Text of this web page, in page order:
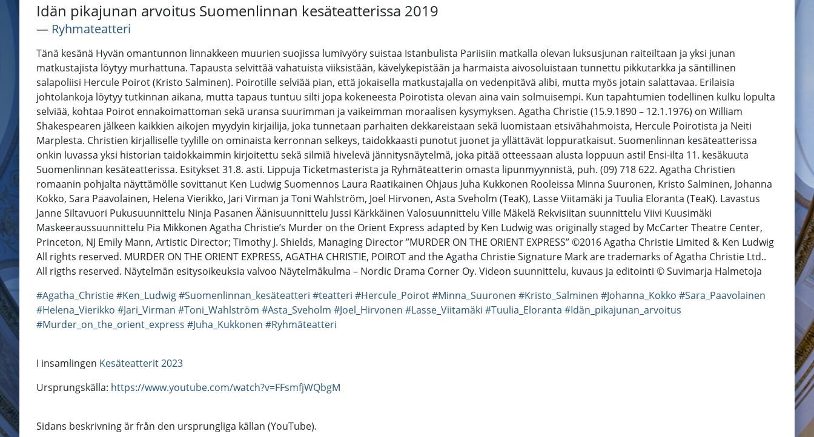
Idän pikajunan arvoitus Suomenlinnan kesäteatterissa 2019
― Ryhmateatteri
Tänä kesänä Hyvän omantunnon linnakkeen muurien suojissa lumivyöry suistaa Istanbulista Pariisiin matkalla olevan luksusjunan raiteiltaan ja yksi junan
matkustajista löytyy murhattuna. Tapausta selvittää vahatuista viiksistään, kävelykepistään ja harmaista aivosoluistaan tunnettu pikkutarkka ja säntillinen
salapoliisi Hercule Poirot (Kristo Salminen). Poirotille selviää pian, että jokaisella matkustajalla on vedenpitävä alibi, mutta myös jotain salattavaa. Erilaisia
johtolankoja löytyy tutkinnan aikana, mutta tapaus tuntuu silti jopa kokeneesta Poirotista olevan aina vain solmuisempi. Kun tapahtumien todellinen kulku lopulta
selviää, kohtaa Poirot ennakoimattoman sekä uransa suurimman ja vaikeimman moraalisen kysymyksen. Agatha Christie (15.9.1890 – 12.1.1976) on William
Shakespearen jälkeen kaikkien aikojen myydyin kirjailija, joka tunnetaan parhaiten dekkareistaan sekä luomistaan etsivähahmoista, Hercule Poirotista ja Neiti
Marplesta. Christien kirjalliselle tyylille on ominaista kerronnan selkeys, taidokkaasti punotut juonet ja yllättävät loppuratkaisut. Suomenlinnan kesäteatterissa
onkin luvassa yksi historian taidokkaimmin kirjoitettu sekä silmiä hivelevä jännitysnäytelmä, joka pitää otteessaan alusta loppuun asti! Ensi-ilta 11. kesäkuuta
Suomenlinnan kesäteatterissa. Esitykset 31.8. asti. Lippuja Ticketmasterista ja Ryhmäteatterin omasta lipunmyynnistä, puh. (09) 718 622. Agatha Christien
romaanin pohjalta näyttämölle sovittanut Ken Ludwig Suomennos Laura Raatikainen Ohjaus Juha Kukkonen Rooleissa Minna Suuronen, Kristo Salminen, Johanna
Kokko, Sara Paavolainen, Helena Vierikko, Jari Virman ja Toni Wahlström, Joel Hirvonen, Asta Sveholm (TeaK), Lasse Viitamäki ja Tuulia Eloranta (TeaK). Lavastus
Janne Siltavuori Pukusuunnittelu Ninja Pasanen Äänisuunnittelu Jussi Kärkkäinen Valosuunnittelu Ville Mäkelä Rekvisiitan suunnittelu Viivi Kuusimäki
Maskeeraussuunnittelu Pia Mikkonen Agatha Christie’s Murder on the Orient Express adapted by Ken Ludwig was originally staged by McCarter Theatre Center,
Princeton, NJ Emily Mann, Artistic Director; Timothy J. Shields, Managing Director ”MURDER ON THE ORIENT EXPRESS” ©2016 Agatha Christie Limited & Ken Ludwig
All rights reserved. MURDER ON THE ORIENT EXPRESS, AGATHA CHRISTIE, POIROT and the Agatha Christie Signature Mark are trademarks of Agatha Christie Ltd..
All rigths reserved. Näytelmän esitysoikeuksia valvoo Näytelmäkulma – Nordic Drama Corner Oy. Videon suunnittelu, kuvaus ja editointi © Suvimarja Halmetoja
#Agatha_Christie#Ken_Ludwig#Suomenlinnan_kesäteatteri #teatteri #Hercule_Poirot#Minna_Suuronen #Kristo_Salminen #Johanna_Kokko #Sara_Paavolainen
#Helena_Vierikko #Jari_Virman #Toni_Wahlström #Asta_Sveholm #Joel_Hirvonen #Lasse_Viitamäki #Tuulia_Eloranta #Idän_pikajunan_arvoitus
#Murder_on_the_orient_express #Juha_Kukkonen #Ryhmäteatteri
I insamlingen Kesäteatterit 2023
Ursprungskälla: https://www.youtube.com/watch?v=FFsmfjWQbgM
Sidans beskrivning är från den ursprungliga källan (YouTube).